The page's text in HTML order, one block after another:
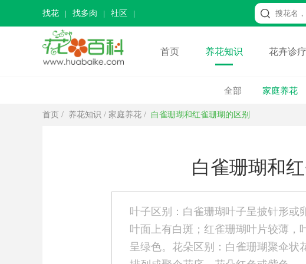
找花 找多肉 社区
首页 养花知识 花卉诊疗
全部 家庭养花
首页 / 养花知识 / 家庭养花 / 白雀珊瑚和红雀珊瑚的区别
白雀珊瑚和
叶子区别：白雀珊瑚叶子呈披针形或
叶面上有白斑；红雀珊瑚叶片较薄，
呈绿色。花朵区别：白雀珊瑚聚伞状